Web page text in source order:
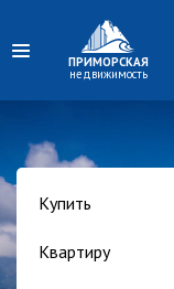
ПРИМОРСКАЯ
недвижимость
Купить
Квартиру